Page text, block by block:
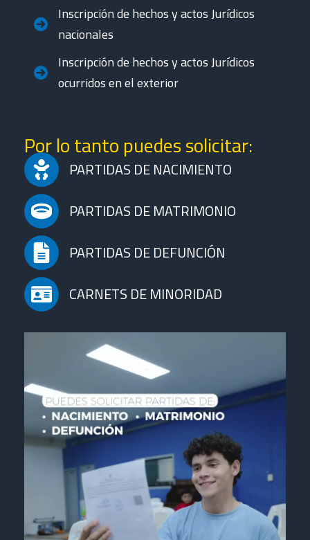
Inscripción de hechos y actos Jurídicos
nacionales
Inscripción de hechos y actos Jurídicos
ocurridos en el exterior
Por lo tanto puedes solicitar:
PARTIDAS DE NACIMIENTO
PARTIDAS DE MATRIMONIO
PARTIDAS DE DEFUNCIÓN
CARNETS DE MINORIDAD